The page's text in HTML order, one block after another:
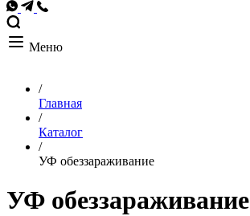
Меню
/
Главная
/
Каталог
/
УФ обеззараживание
УФ обеззараживание